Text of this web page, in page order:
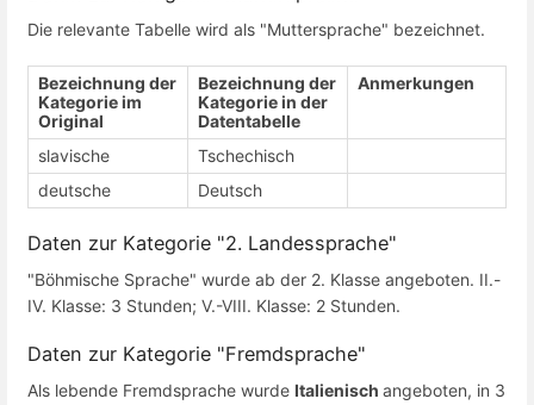
Die relevante Tabelle wird als "Muttersprache" bezeichnet.
Bezeichnung der
Kategorie im
Original
Bezeichnung der
Kategorie in der
Datentabelle
Anmerkungen
slavische
Tschechisch
deutsche
Deutsch
Daten zur Kategorie "2. Landessprache"
"Böhmische Sprache" wurde ab der 2. Klasse angeboten. II.-
IV. Klasse: 3 Stunden; V.-VIII. Klasse: 2 Stunden.
Daten zur Kategorie "Fremdsprache"
Als lebende Fremdsprache wurde Italienisch angeboten, in 3